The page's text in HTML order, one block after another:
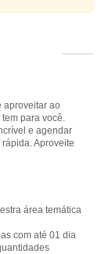
aproveitar ao
para você.
e agendar
Aproveite
área temática
com até 01 dia